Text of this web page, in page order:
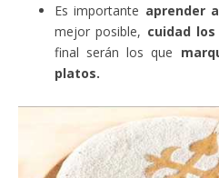
Es importante aprender
mejor posible, cuidad
final serán los que
platos.